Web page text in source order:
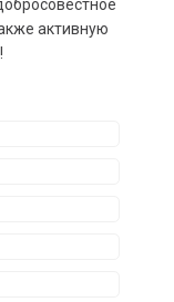
активную